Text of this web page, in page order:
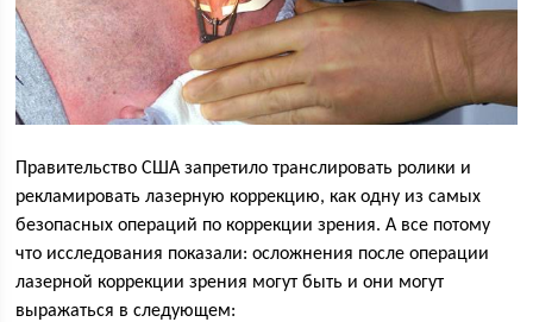
Правительство США запретило транслировать ролики и
рекламировать лазерную коррекцию, как одну из самых
безопасных операций по коррекции зрения. А все потому
что исследования показали: осложнения после операции
лазерной коррекции зрения могут быть и они могут
выражаться в следующем: